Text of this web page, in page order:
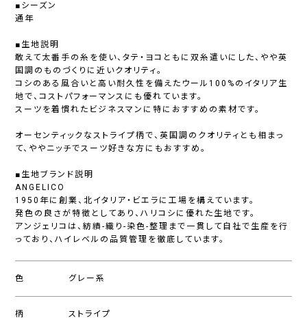
■シーズン
通年
■生地説明
敢えて太番手の糸を使い、タテ・ヨコともに双糸遣いにした、やや英
国調のものづくりに近いクオリティ。
コシのある風合いと高い耐久性を備えたウール100%のイタリア生
地で、コストパフォーマンスにも優れています。
スーツを着慣れたビジネスマンに特におすすめの素材です。
オーセンティックなストライプ柄で、英国調のクオリティとも相まっ
て、ややニッチでスーツ好きな方にもおすすめ。
■生地ブランド説明
ANGELICO
1950年に創業、北イタリア・ビエラに工場を構えています。
発色の良さが特徴としてあり、ハリコシに優れた生地です。
アンジェリコは、紡績-織り-染色-整理まで一貫して自社で生産を行
っており、ハイレベルの品質管理を徹底しています。
色 グレー系
柄 ストライプ